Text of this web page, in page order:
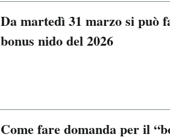
Da martedì 31 marzo si può
bonus nido del 2026
Come fare domanda per il